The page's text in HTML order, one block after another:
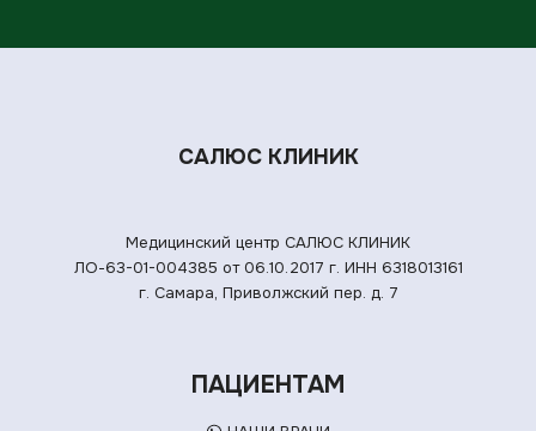
САЛЮС КЛИНИК
Медицинский центр САЛЮС КЛИНИК
ЛО-63-01-004385 от 06.10.2017 г. ИНН 6318013161
г. Самара, Приволжский пер. д. 7
ПАЦИЕНТАМ